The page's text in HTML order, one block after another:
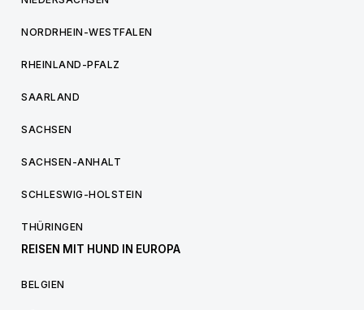
NORDRHEIN-WESTFALEN
RHEINLAND-PFALZ
SAARLAND
SACHSEN
SACHSEN-ANHALT
SCHLESWIG-HOLSTEIN
THÜRINGEN
REISEN MIT HUND IN EUROPA
BELGIEN